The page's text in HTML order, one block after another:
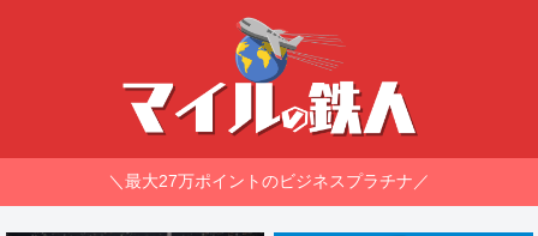
＼最大27万ポイントのビジネスプラチナ／